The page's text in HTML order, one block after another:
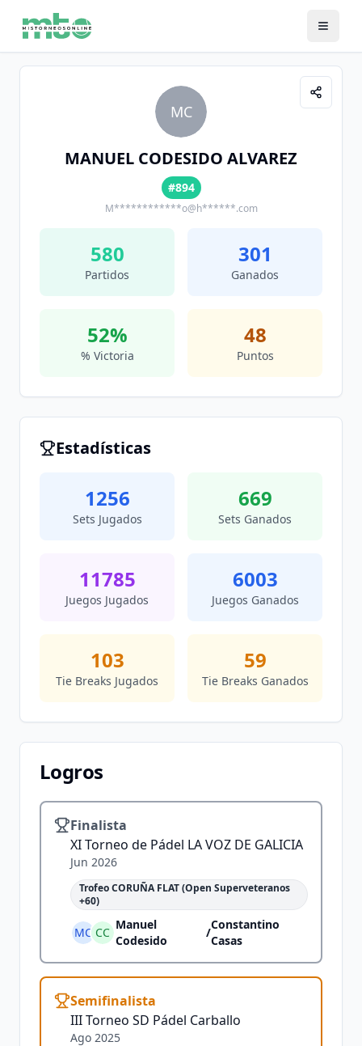
MC
MANUEL CODESIDO ALVAREZ
#894
M************o@h******.com
580
Partidos
301
Ganados
52%
% Victoria
48
Puntos
Estadísticas
1256
Sets Jugados
669
Sets Ganados
11785
Juegos Jugados
6003
Juegos Ganados
103
Tie Breaks Jugados
59
Tie Breaks Ganados
Logros
Finalista
XI Torneo de Pádel LA VOZ DE GALICIA
Jun 2026
Trofeo CORUÑA FLAT (Open Superveteranos
+60)
MC CC
Manuel
Codesido
/
Constantino
Casas
Semifinalista
III Torneo SD Pádel Carballo
Ago 2025